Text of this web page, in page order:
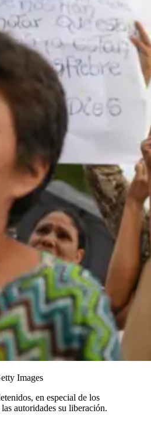
Images
en especial de los
autoridades su liberación.